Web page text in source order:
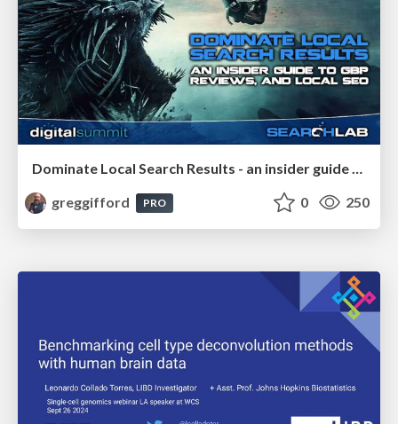
Dominate Local Search Results - an insider guide to GBP, reviews, and Local SEO
greggifford
PRO 0 250